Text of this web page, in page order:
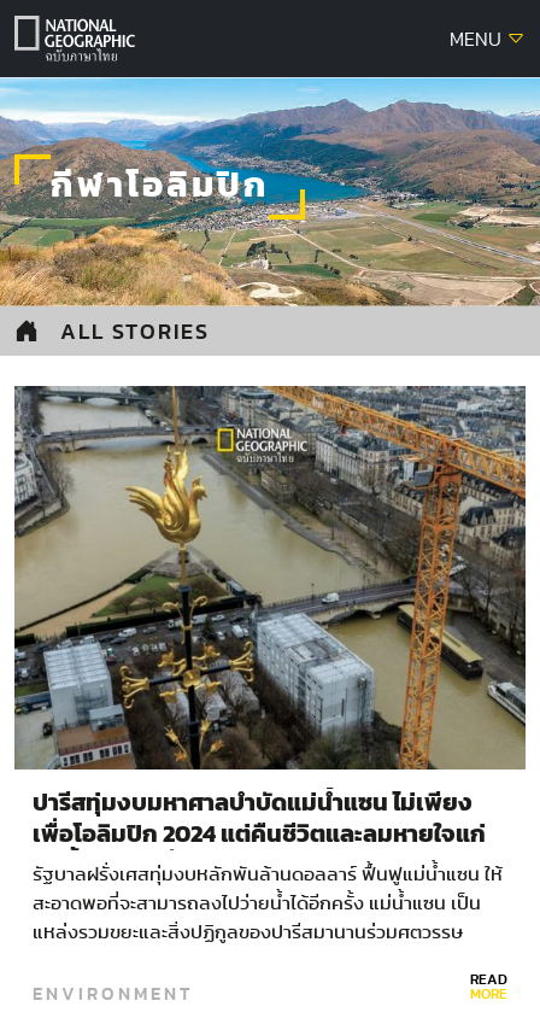
Skip
MENU
กีฬาโอลิมปิก
ALL STORIES
ปารีสทุ่มงบมหาศาลบำบัดแม่น้ำแซน ไม่เพียง
เพื่อโอลิมปิก 2024 แต่คืนชีวิตและลมหายใจแก่
แม่น้ำอันเป็นที่รัก
รัฐบาลฝรั่งเศสทุ่มงบหลักพันล้านดอลลาร์ ฟื้นฟูแม่น้ำแซน ให้
สะอาดพอที่จะสามารถลงไปว่ายน้ำได้อีกครั้ง แม่น้ำแซน เป็น
แหล่งรวมขยะและสิ่งปฏิกูลของปารีสมานานร่วมศตวรรษ
ENVIRONMENT READ
MORE